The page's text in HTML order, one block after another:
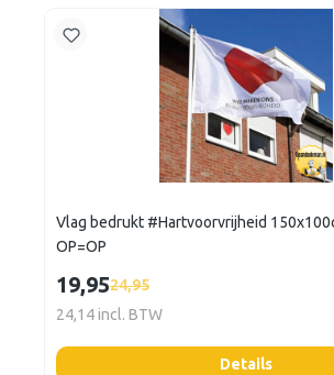
Vlag bedrukt #Hartvoorvrijheid
OP=OP
19,9524,95
24,14 incl. BTW
Details